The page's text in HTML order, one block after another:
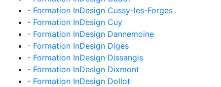
- Formation InDesign Cussy-les-Forges
- Formation InDesign Cuy
- Formation InDesign Dannemoine
- Formation InDesign Diges
- Formation InDesign Dissangis
- Formation InDesign Dixmont
- Formation InDesign Dollot